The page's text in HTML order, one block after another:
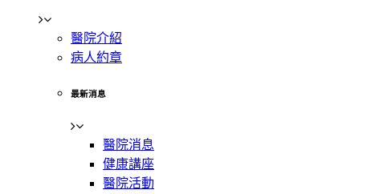
醫院介紹
病人約章
最新消息
醫院消息
健康講座
醫院活動